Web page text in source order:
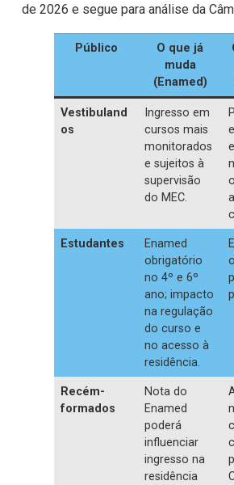
de 2026 e segue para análise da
Público
O que já
muda
(Enamed)
Vestibuland
os
Ingresso em
cursos mais
monitorados
e sujeitos à
supervisão
do MEC.
Estudantes
Enamed
obrigatório
no 4º e 6º
ano; impacto
na regulação
do curso e
no acesso à
residência.
Recém-
formados
Nota do
Enamed
poderá
influenciar
ingresso na
residência